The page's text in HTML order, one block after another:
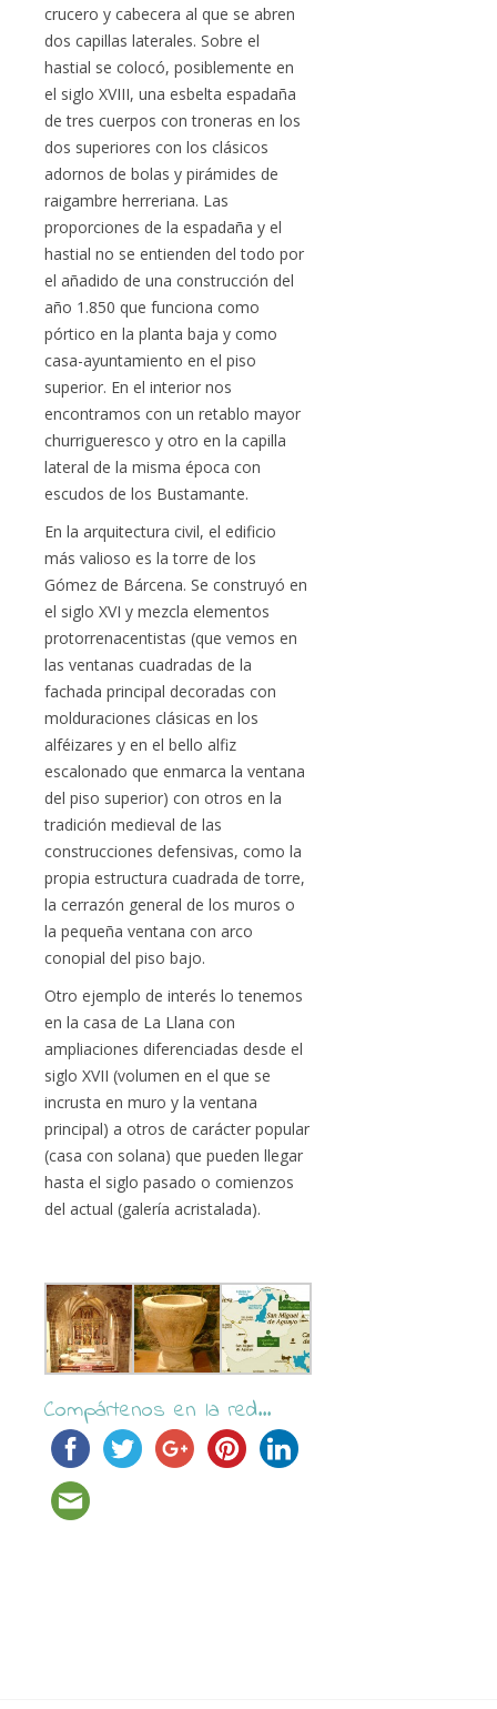
crucero y cabecera al que se abren
dos capillas laterales. Sobre el
hastial se colocó, posiblemente en
el siglo XVIII, una esbelta espadaña
de tres cuerpos con troneras en los
dos superiores con los clásicos
adornos de bolas y pirámides de
raigambre herreriana. Las
proporciones de la espadaña y el
hastial no se entienden del todo por
el añadido de una construcción del
año 1.850 que funciona como
pórtico en la planta baja y como
casa-ayuntamiento en el piso
superior. En el interior nos
encontramos con un retablo mayor
churrigueresco y otro en la capilla
lateral de la misma época con
escudos de los Bustamante.
En la arquitectura civil, el edificio
más valioso es la torre de los
Gómez de Bárcena. Se construyó en
el siglo XVI y mezcla elementos
protorrenacentistas (que vemos en
las ventanas cuadradas de la
fachada principal decoradas con
molduraciones clásicas en los
alféizares y en el bello alfiz
escalonado que enmarca la ventana
del piso superior) con otros en la
tradición medieval de las
construcciones defensivas, como la
propia estructura cuadrada de torre,
la cerrazón general de los muros o
la pequeña ventana con arco
conopial del piso bajo.
Otro ejemplo de interés lo tenemos
en la casa de La Llana con
ampliaciones diferenciadas desde el
siglo XVII (volumen en el que se
incrusta en muro y la ventana
principal) a otros de carácter popular
(casa con solana) que pueden llegar
hasta el siglo pasado o comienzos
del actual (galería acristalada).
Compártenos en la red...